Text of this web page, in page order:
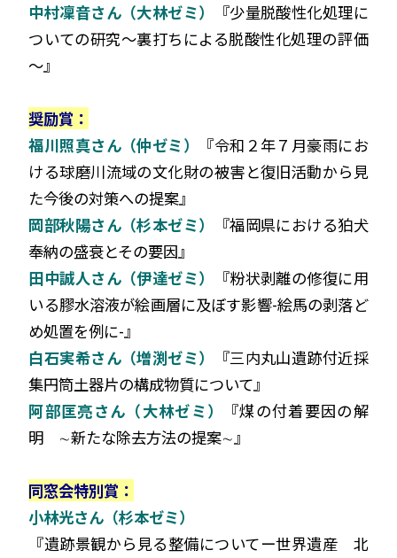
中村凜音さん（大林ゼミ）
『少量脱酸性化処理に
ついての研究～裏打ちによる脱酸性化処理の評価
～』
奨励賞：
福川照真さん（仲ゼミ）
『令和２年７月豪雨にお
ける球磨川流域の文化財の被害と復旧活動から見
た今後の対策への提案』
岡部秋陽さん（杉本ゼミ）
『福岡県における狛犬
奉納の盛衰とその要因』
田中誠人さん（伊達ゼミ）
『粉状剥離の修復に用
いる膠水溶液が絵画層に及ぼす影響-絵馬の剥落ど
め処置を例に-』
白石実希さん（増渕ゼミ）
『三内丸山遺跡付近採
集円筒土器片の構成物質について』
阿部匡亮さん（大林ゼミ）
『煤の付着要因の解
明 ∼新たな除去方法の提案∼』
同窓会特別賞：
小林光さん（杉本ゼミ）
『遺跡景観から見る整備についてー世界遺産 北